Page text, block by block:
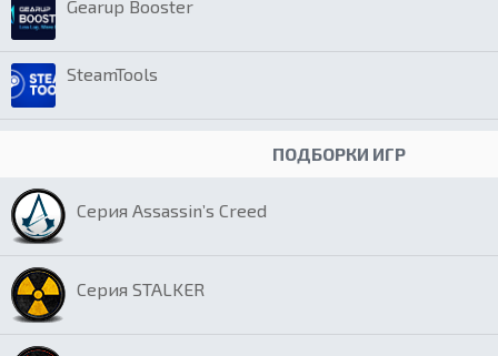
Gearup Booster
SteamTools
ПОДБОРКИ ИГР
Серия Assassin’s Creed
Серия STALKER